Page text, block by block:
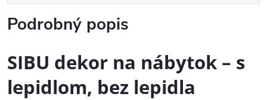
Podrobný popis
SIBU dekor na nábytok – s
lepidlom, bez lepidla